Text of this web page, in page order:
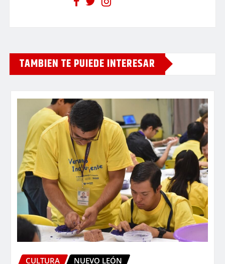
TAMBIEN TE PUIEDE INTERESAR
CULTURA NUEVO LEÓN